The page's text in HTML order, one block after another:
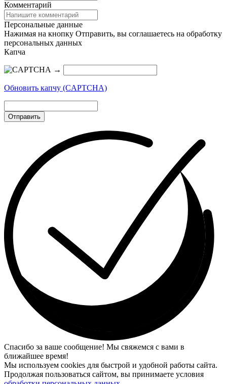
Комментарий
Персональные данные
Нажимая на кнопку Отправить, вы соглашаетесь на обработку
персональных данных
Капча
→
Обновить капчу (CAPTCHA)
Отправить
Спасибо за ваше сообщение! Мы свяжемся с вами в
ближайшее время!
Мы используем cookies для быстрой и удобной работы сайта.
Продолжая пользоваться сайтом, вы принимаете условия